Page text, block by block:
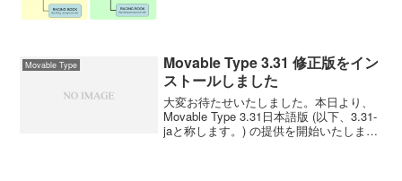
Movable Type
Movable Type 3.31 修正版をイン
ストールしました
大変お待たせいたしました。本日より、
Movable Type 3.31日本語版 (以下、3.31-
jaと称します。) の提供を開始いたしま